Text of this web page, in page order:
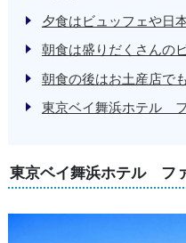
夕食はビュッフェや日
朝食は盛りだくさんの
朝食の後はお土産店でも
東京ベイ舞浜ホテル
東京ベイ舞浜ホテル フ